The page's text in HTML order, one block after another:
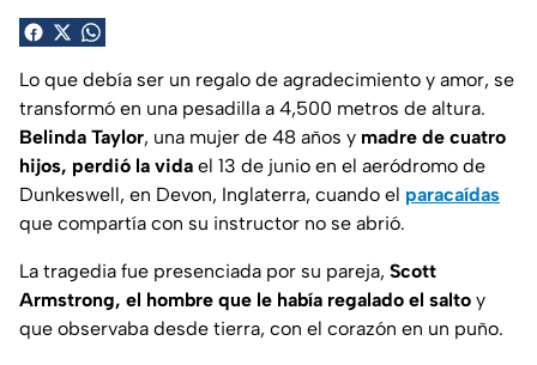
Lo que debía ser un regalo de agradecimiento y amor, se
transformó en una pesadilla a 4,500 metros de altura.
Belinda Taylor, una mujer de 48 años y madre de cuatro
hijos, perdió la vida el 13 de junio en el aeródromo de
Dunkeswell, en Devon, Inglaterra, cuando el paracaídas
que compartía con su instructor no se abrió.
La tragedia fue presenciada por su pareja, Scott
Armstrong, el hombre que le había regalado el salto y
que observaba desde tierra, con el corazón en un puño.